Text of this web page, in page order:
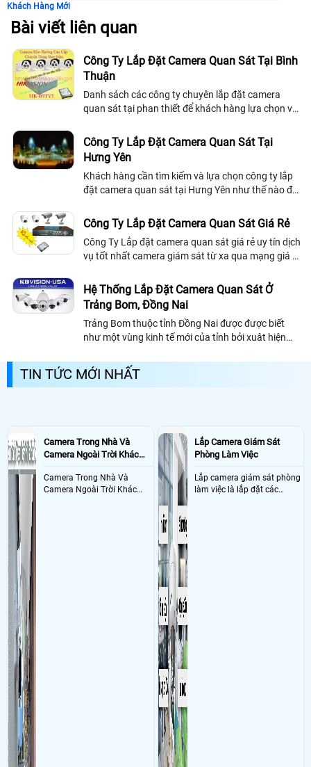
Khách Hàng Mới
Bài viết liên quan
Công Ty Lắp Đặt Camera Quan Sát Tại Bình
Thuận
Danh sách các công ty chuyên lắp đặt camera
quan sát tại phan thiết để khách hàng lựa chọn và
camera quan sát tại bình thuận.
Công Ty Lắp Đặt Camera Quan Sát Tại
Hưng Yên
Khách hàng cần tìm kiếm và lựa chọn công ty lắp
đặt camera quan sát tại Hưng Yên như thế nào để
ty camera chúng tôi xin giới...
Công Ty Lắp Đặt Camera Quan Sát Giá Rẻ
Công Ty Lắp đặt camera quan sát giá rẻ uy tín dịch
vụ tốt nhất camera giám sát từ xa qua mạng giá rẻ
camera quan sát giá rẻ phù hợp với mỗi công trình
Hệ Thống Lắp Đặt Camera Quan Sát Ở
Trảng Bom, Đồng Nai
Trảng Bom thuộc tỉnh Đồng Nai được được biết
như một vùng kinh tế mới của tỉnh bởi xuât hiện
Trảng Bom có một vị trí vô cùng quan...
TIN TỨC MỚI NHẤT
Camera Trong Nhà Và
Camera Ngoài Trời Khác
Nhau Như Thế Nào
Camera Trong Nhà Và
Camera Ngoài Trời Khác
Lắp Camera Giám Sát
Phòng Làm Việc
Lắp camera giám sát phòng
làm việc là lắp đặt các